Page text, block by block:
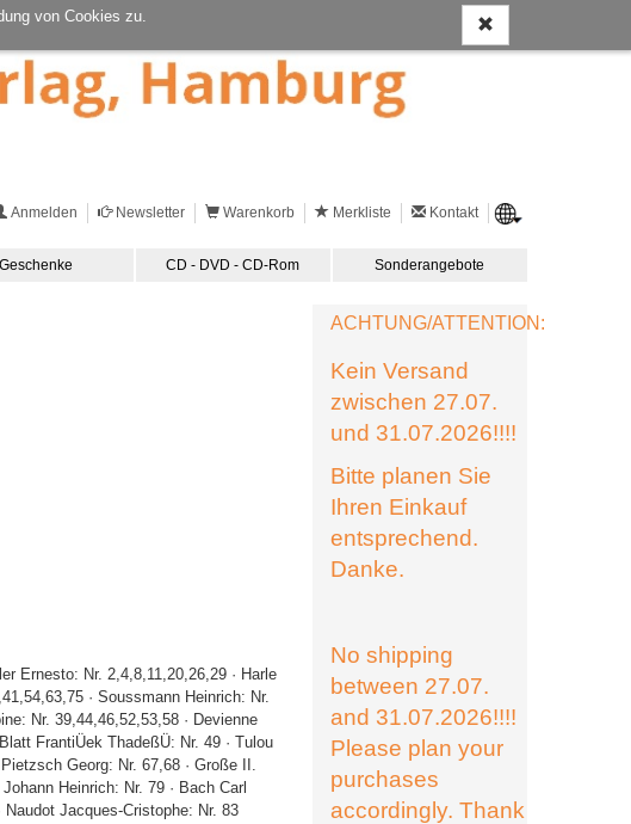
von Cookies zu.
Anmelden Newsletter Warenkorb Merkliste Kontakt
Geschenke CD - DVD - CD-Rom Sonderangebote
Ernesto: Nr. 2,4,8,11,20,26,29 · Harle
· Soussmann Heinrich: Nr.
Nr. 39,44,46,52,53,58 · Devienne
FrantiÜek ThadeßÜ: Nr. 49 · Tulou
Georg: Nr. 67,68 · Große II.
Heinrich: Nr. 79 · Bach Carl
Jacques-Cristophe: Nr. 83
ACHTUNG/ATTENTION:
Kein Versand
zwischen 27.07.
und 31.07.2026!!!!
Bitte planen Sie
Ihren Einkauf
entsprechend.
Danke.
No shipping
between 27.07.
and 31.07.2026!!!!
Please plan your
purchases
accordingly. Thank